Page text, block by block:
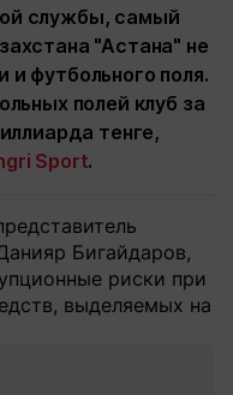
службы, самый
"Астана" не
футбольного поля.
полей клуб за
тенге,
Sport.
Бигайдаров,
риски при
выделяемых на